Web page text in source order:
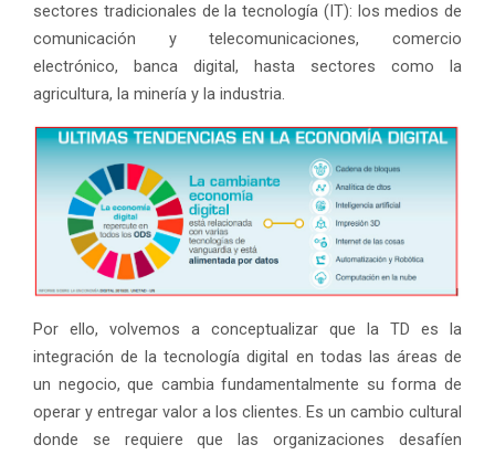
sectores tradicionales de la tecnología (IT): los medios de
comunicación y telecomunicaciones, comercio
electrónico, banca digital, hasta sectores como la
agricultura, la minería y la industria.
Por ello, volvemos a conceptualizar que la TD es la
integración de la tecnología digital en todas las áreas de
un negocio, que cambia fundamentalmente su forma de
operar y entregar valor a los clientes. Es un cambio cultural
donde se requiere que las organizaciones desafíen